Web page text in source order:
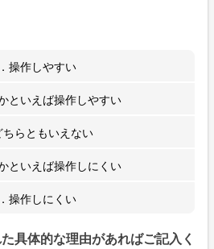
操作しやすい
といえば操作しやすい
らともいえない
といえば操作しにくい
操作しにくい
具体的な理由があればご記入く